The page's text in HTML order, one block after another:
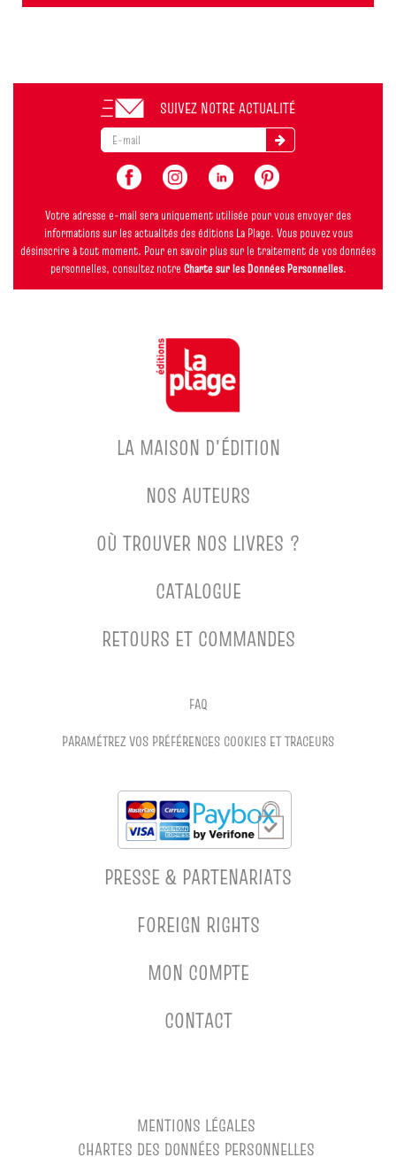
SUIVEZ NOTRE ACTUALITÉ
Votre adresse e-mail sera uniquement utilisée pour vous envoyer des
informations sur les actualités des éditions La Plage. Vous pouvez vous
désinscrire à tout moment. Pour en savoir plus sur le traitement de vos données
personnelles, consultez notre Charte sur les Données Personnelles.
LA MAISON D'ÉDITION
NOS AUTEURS
OÙ TROUVER NOS LIVRES ?
CATALOGUE
RETOURS ET COMMANDES
FAQ
PARAMÉTREZ VOS PRÉFÉRENCES COOKIES ET TRACEURS
PRESSE & PARTENARIATS
FOREIGN RIGHTS
MON COMPTE
CONTACT
MENTIONS LÉGALES
CHARTES DES DONNÉES PERSONNELLES